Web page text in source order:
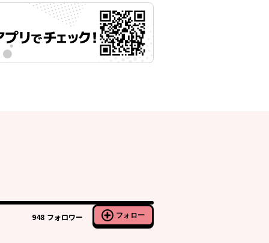
948 フォロワー フォロー